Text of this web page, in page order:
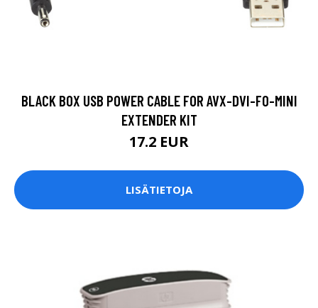
BLACK BOX USB POWER CABLE FOR AVX-DVI-FO-MINI
EXTENDER KIT
17.2 EUR
LISÄTIETOJA